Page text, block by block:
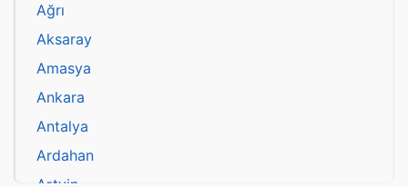
Ağrı
Aksaray
Amasya
Ankara
Antalya
Ardahan